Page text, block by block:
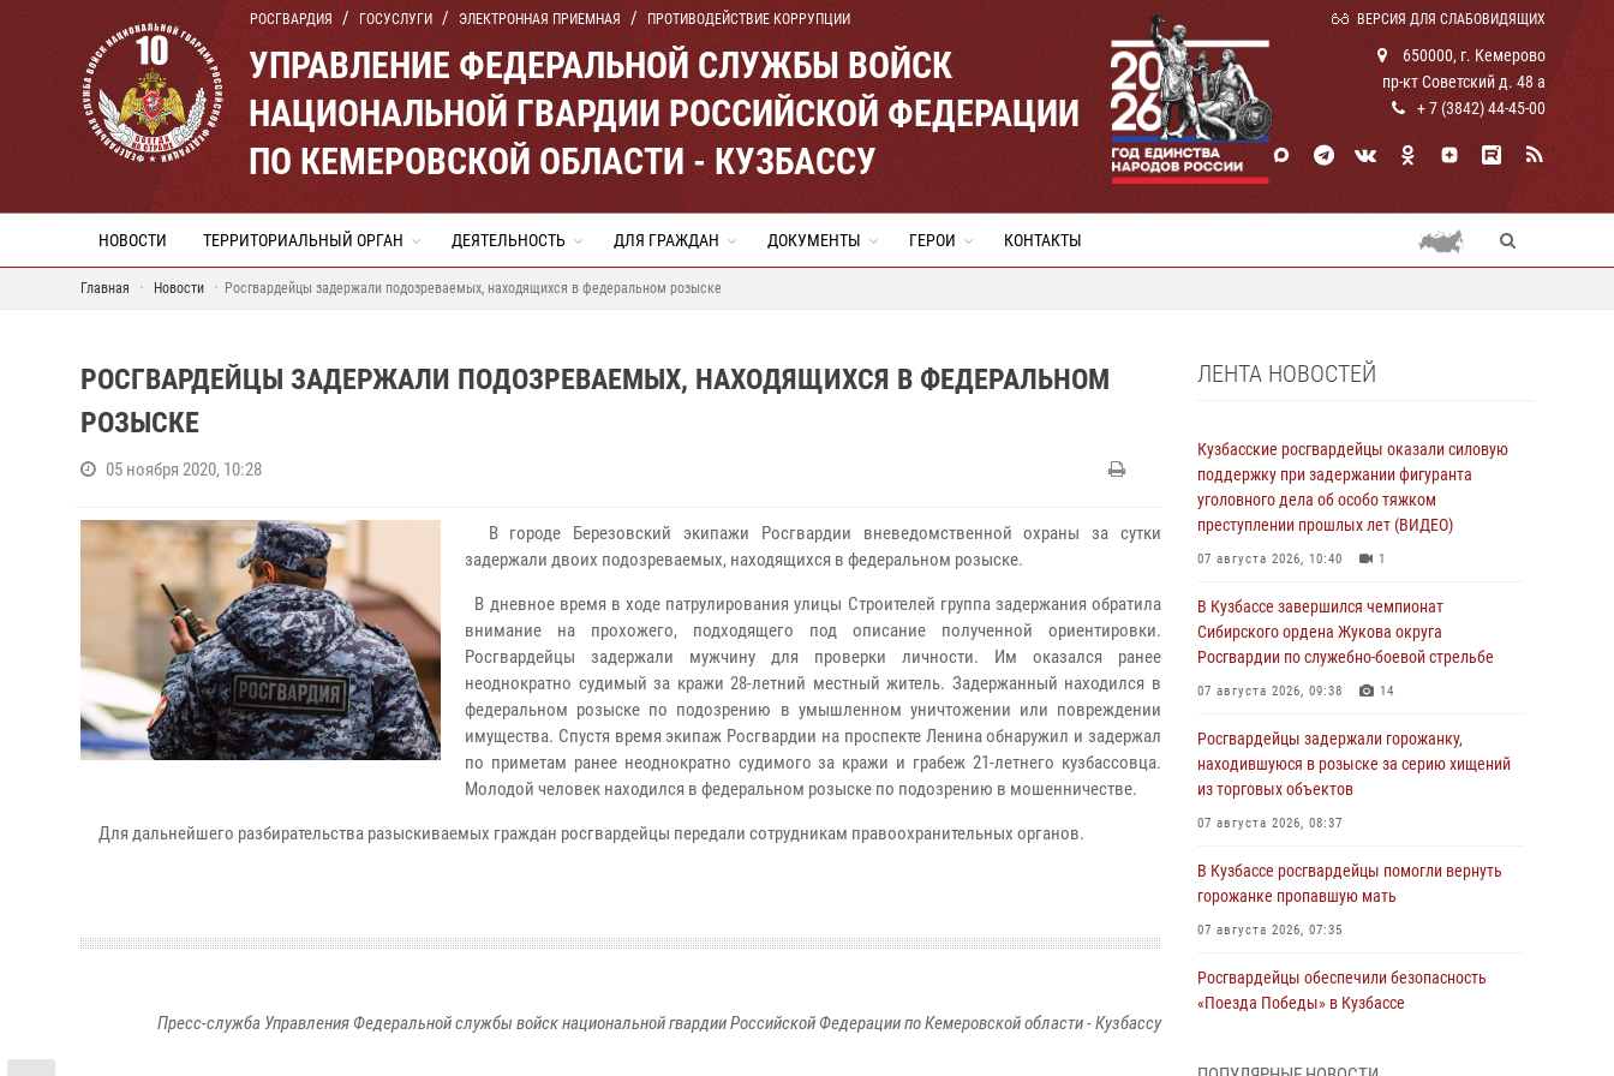
РОСГВАРДИЯ ГОСУСЛУГИ ЭЛЕКТРОННАЯ ПРИЕМНАЯ ПРОТИВОДЕЙСТВИЕ КОРРУПЦИИ ВЕРСИЯ ДЛЯ СЛАБОВИДЯЩИХ
УПРАВЛЕНИЕ ФЕДЕРАЛЬНОЙ СЛУЖБЫ ВОЙСК
НАЦИОНАЛЬНОЙ ГВАРДИИ РОССИЙСКОЙ ФЕДЕРАЦИИ
ПО КЕМЕРОВСКОЙ ОБЛАСТИ - КУЗБАССУ
650000, г. Кемерово
пр-кт Советский д. 48 а
+ 7 (3842) 44-45-00
НОВОСТИ ТЕРРИТОРИАЛЬНЫЙ ОРГАН ДЕЯТЕЛЬНОСТЬ ДЛЯ ГРАЖДАН ДОКУМЕНТЫ ГЕРОИ КОНТАКТЫ
Главная Новости Росгвардейцы задержали подозреваемых, находящихся в федеральном розыске
РОСГВАРДЕЙЦЫ ЗАДЕРЖАЛИ ПОДОЗРЕВАЕМЫХ, НАХОДЯЩИХСЯ В ФЕДЕРАЛЬНОМ
РОЗЫСКЕ
05 ноября 2020, 10:28
В городе Березовский экипажи Росгвардии вневедомственной охраны за сутки
задержали двоих подозреваемых, находящихся в федеральном розыске.
В дневное время в ходе патрулирования улицы Строителей группа задержания обратила
внимание на прохожего, подходящего под описание полученной ориентировки.
Росгвардейцы задержали мужчину для проверки личности. Им оказался ранее
неоднократно судимый за кражи 28-летний местный житель. Задержанный находился в
федеральном розыске по подозрению в умышленном уничтожении или повреждении
имущества. Спустя время экипаж Росгвардии на проспекте Ленина обнаружил и задержал
по приметам ранее неоднократно судимого за кражи и грабеж 21-летнего кузбассовца.
Молодой человек находился в федеральном розыске по подозрению в мошенничестве.
Для дальнейшего разбирательства разыскиваемых граждан росгвардейцы передали сотрудникам правоохранительных органов.
Пресс-служба Управления Федеральной службы войск национальной гвардии Российской Федерации по Кемеровской области - Кузбассу
ЛЕНТА НОВОСТЕЙ
Кузбасские росгвардейцы оказали силовую
поддержку при задержании фигуранта
уголовного дела об особо тяжком
преступлении прошлых лет (ВИДЕО)
07 августа 2026, 10:40 1
В Кузбассе завершился чемпионат
Сибирского ордена Жукова округа
Росгвардии по служебно-боевой стрельбе
07 августа 2026, 09:38 14
Росгвардейцы задержали горожанку,
находившуюся в розыске за серию хищений
из торговых объектов
07 августа 2026, 08:37
В Кузбассе росгвардейцы помогли вернуть
горожанке пропавшую мать
07 августа 2026, 07:35
Росгвардейцы обеспечили безопасность
«Поезда Победы» в Кузбассе